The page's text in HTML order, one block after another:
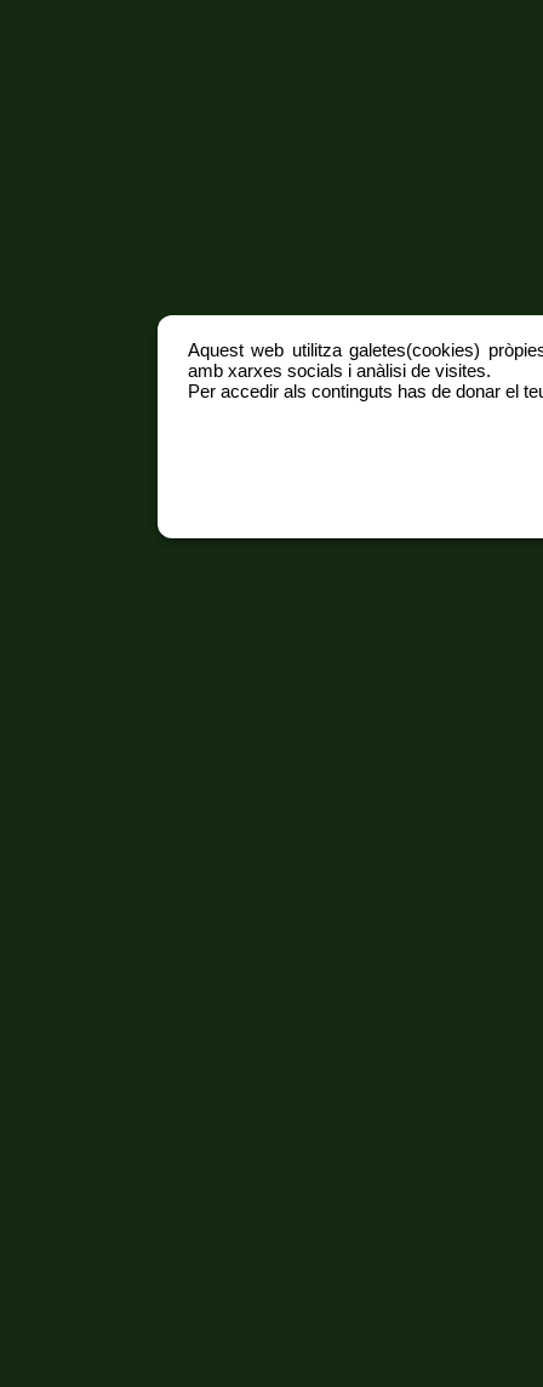
Aquest web utilitza galetes(cookies)
amb xarxes socials i anàlisi de visites.
Per accedir als continguts has de donar el